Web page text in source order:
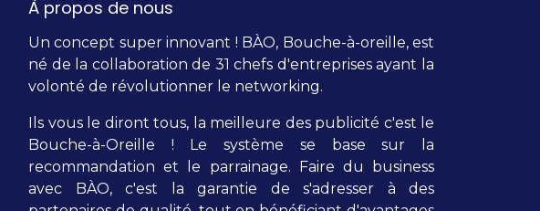
À propos de nous
Un concept super innovant ! BÀO, Bouche-à-oreille, est
né de la collaboration de 31 chefs d'entreprises ayant la
volonté de révolutionner le networking.
Ils vous le diront tous, la meilleure des publicité c'est le
Bouche-à-Oreille ! Le système se base sur la
recommandation et le parrainage. Faire du business
avec BÀO, c'est la garantie de s'adresser à des